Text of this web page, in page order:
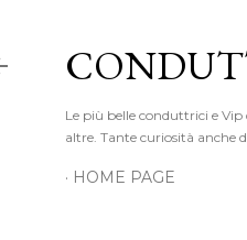
Le più belle conduttrici e Vip
altre. Tante curiosità anche
HOME PAGE